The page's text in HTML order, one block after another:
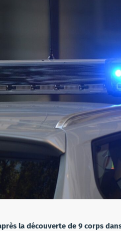
la découverte de 9 corps